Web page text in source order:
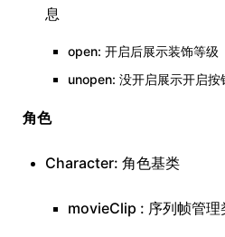
息
open: 开启后展示装饰等级
unopen: 没开启展示开启按
角色
Character: 角色基类
movieClip : 序列帧管理